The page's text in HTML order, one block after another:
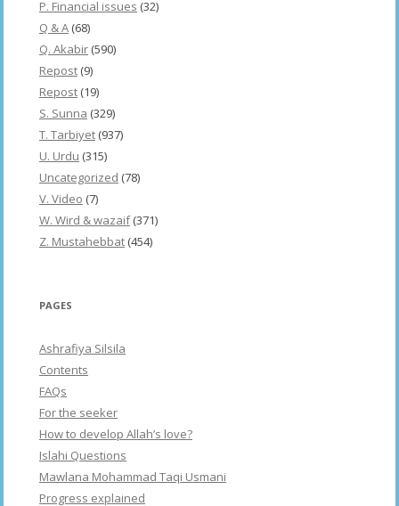
P. Financial issues (32)
Q & A (68)
Q. Akabir (590)
Repost (9)
Repost (19)
S. Sunna (329)
T. Tarbiyet (937)
U. Urdu (315)
Uncategorized (78)
V. Video (7)
W. Wird & wazaif(371)
Z. Mustahebbat (454)
PAGES
Ashrafiya Silsila
Contents
FAQs
For the seeker
How to develop Allah’s love?
Islahi Questions
Mawlana Mohammad Taqi Usmani
Progress explained